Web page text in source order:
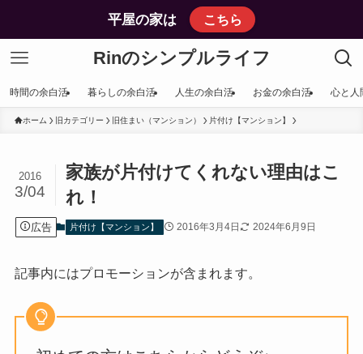
平屋の家は こちら
Rinのシンプルライフ
時間の余白活 暮らしの余白活 人生の余白活 お金の余白活 心と人
ホーム 旧カテゴリー 旧住まい（マンション） 片付け【マンション】
家族が片付けてくれない理由はこ
れ！
2016
3/04
広告 片付け【マンション】 2016年3月4日 2024年6月9日
記事内にはプロモーションが含まれます。